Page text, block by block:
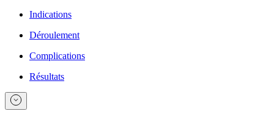
Indications
Déroulement
Complications
Résultats